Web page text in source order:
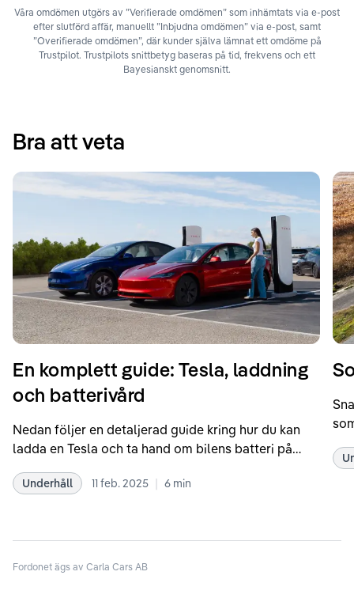
Våra omdömen utgörs av ”Verifierade omdömen” som inhämtats via e-post
efter slutförd affär, manuellt ”Inbjudna omdömen” via e-post, samt
”Overifierade omdömen”, där kunder själva lämnat ett omdöme på
Trustpilot. Trustpilots snittbetyg baseras på tid, frekvens och ett
Bayesianskt genomsnitt.
Bra att veta
En komplett guide: Tesla, laddning
och batterivård
Nedan följer en detaljerad guide kring hur du kan
ladda en Tesla och ta hand om bilens batteri på
rekommendationer samt våra egna erfarenheter
att kolla Teslas officiella supportsidor för den
senaste informationen.
Underhåll 11 feb. 2025 | 6 min
till
Fordonet ägs av Carla Cars AB